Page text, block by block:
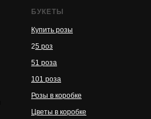
БУКЕТЫ
Купить розы
25 роз
51 роза
101 роза
Розы в коробке
Цветы в коробке